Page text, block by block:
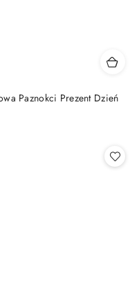
Paznokci Prezent Dzień